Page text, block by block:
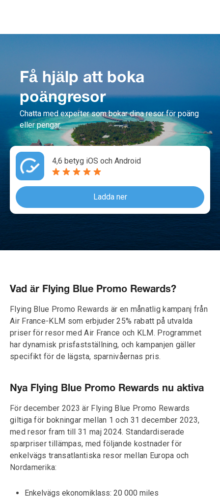
Få hjälp att boka
poängresor
Chatta med experter som bokar dina resor för poäng
eller pengar.
4,6 betyg iOS och Android
Ladda ner
Vad är Flying Blue Promo Rewards?
Flying Blue Promo Rewards är en månatlig kampanj från
Air France-KLM som erbjuder 25% rabatt på utvalda
priser för resor med Air France och KLM. Programmet
har dynamisk prisfastställning, och kampanjen gäller
specifikt för de lägsta, sparnivåernas pris.
Nya Flying Blue Promo Rewards nu aktiva
För december 2023 är Flying Blue Promo Rewards
giltiga för bokningar mellan 1 och 31 december 2023,
med resor fram till 31 maj 2024. Standardiserade
sparpriser tillämpas, med följande kostnader för
enkelvägs transatlantiska resor mellan Europa och
Nordamerika:
Enkelvägs ekonomiklass: 20 000 miles